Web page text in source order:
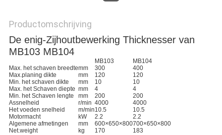
Productomschrijving
De enig-Zijhoutbewerking Thicknesser van
MB103 MB104
MB103
MB104
Max. het schaven breedtemm 300
400
Max.planing dikte
mm 120
120
Min. het schaven dikte
mm 10
10
Max. het Schaven diepte mm 4
4
Min. het Schaven lengte
mm 200
200
Assnelheid
r/min 4000
4000
Het voeden snelheid
m/min10.5
10.5
Motormacht
kW 2.2
2.2
Algemene afmetingen
mm 600×650×800700×650×800
Net.weight
kg 170 183